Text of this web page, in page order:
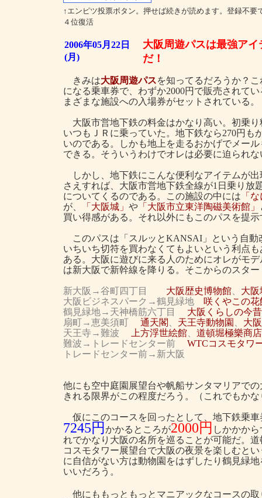
↑エンピツ投票ボタン。押せば続きが読めます。登録不要
４位復活
2006年05月22日
(月)
大阪周遊パスは最強アイ
だ！
きみは大阪周遊パスを知ってるだろうか？
になる乗車券で、わずか2000円で販売されて
まざまな施設への入場券がセットされている。
大阪市営地下鉄の料金はかなり高い。初乗
いつもＪＲに乗っていた。地下鉄なら270円も
いのである。しかも地上を走るおかげでメー
できる。そういうわけでオレは必要に迫られ
しかし、地下鉄にこんな便利なアイテムが
さえすれば、大阪市営地下鉄全線が1日乗り放
についてくるのである。この施設の中には 「
が、
「大阪城」 や「大阪市立東洋陶磁美術館」
買い得感がある。それ以外にもこのパスを提
このパスは「スルッとKANSAI」という自動
いちいち切符を買わなくてもよいという利点
ある。大阪に遊びに来る人のためにオレがモ
は新大阪で新幹線を降りる。そこからのスタ
新大阪→谷町四丁目 大阪歴史博物館、 大阪
大阪ビジネスパーク→鶴見緑地 咲くやこの花
鶴見緑地→天神橋筋六丁目 大阪くらしの今
扇町→恵美須町 通天閣 天王寺動物園
大
天王寺→難波
上方浮世絵館、 道頓堀極樂商
難波→トレードセンター前 WTCコスモタワ
トレードセンター前→新大阪
他にも空中庭園展望台や帆船サンタマリアで
きれる限界がこの程度だろう。（これでもか
仮にこのコースを回ったとして、地下鉄乗車
7245円 かかるところが2000円 しかかか
れでかなり大阪の名所を巡ることが可能だ。
コスモタワー展望台で大阪の夜景を楽しむと
に自信がない方は動物園をはずしたり鶴見緑
いいだろう。
他にももっともっとマニアックなコースの取